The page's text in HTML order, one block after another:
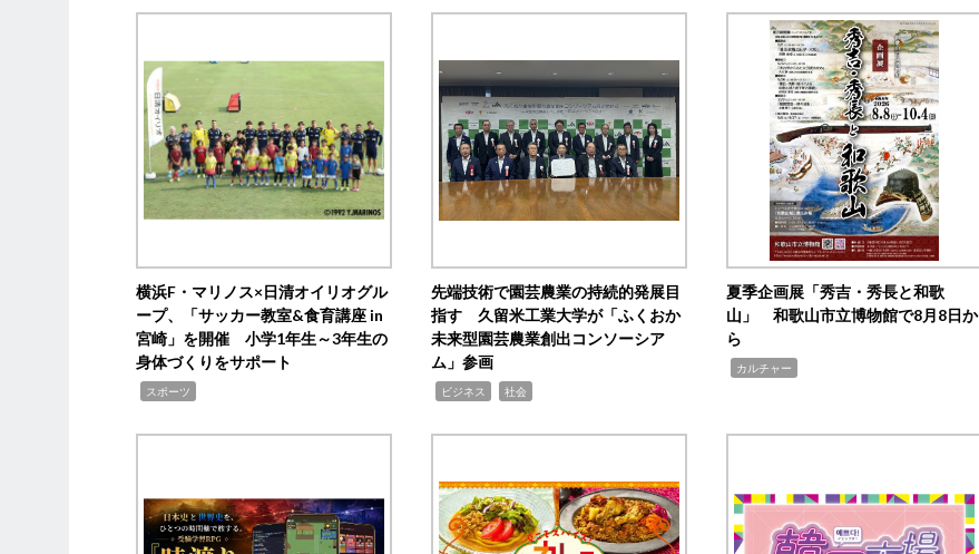
横浜F・マリノス×日清オイリオグル
ープ、「サッカー教室&食育講座 in
宮崎」を開催 小学1年生～3年生の
身体づくりをサポート
スポーツ
先端技術で園芸農業の持続的発展目
指す 久留米工業大学が「ふくおか
未来型園芸農業創出コンソーシア
ム」参画
ビジネス 社会
夏季企画展「秀吉・秀長と和歌
山」 和歌山市立博物館で8月8日か
ら
カルチャー